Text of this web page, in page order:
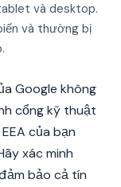
và desktop.
và thường bị
Google không
cổng kỹ thuật
của bạn
xác minh
bảo cả tín